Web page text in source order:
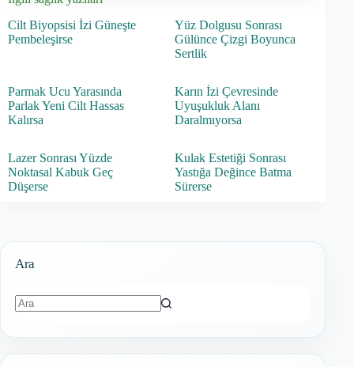
Cilt Biyopsisi İzi Güneşte
Pembeleşirse
Yüz Dolgusu Sonrası
Gülünce Çizgi Boyunca
Sertlik
Parmak Ucu Yarasında
Parlak Yeni Cilt Hassas
Kalırsa
Karın İzi Çevresinde
Uyuşukluk Alanı
Daralmıyorsa
Lazer Sonrası Yüzde
Noktasal Kabuk Geç
Düşerse
Kulak Estetiği Sonrası
Yastığa Değince Batma
Sürerse
Ara